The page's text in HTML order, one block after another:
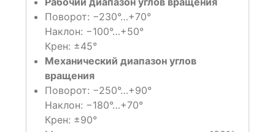
Поворот: −230°…+70°
Наклон: −100°…+50°
Крен: ±45°
Механический диапазон углов
вращения
Поворот: −250°…+90°
Наклон: −180°…+70°
Крен: ±90°